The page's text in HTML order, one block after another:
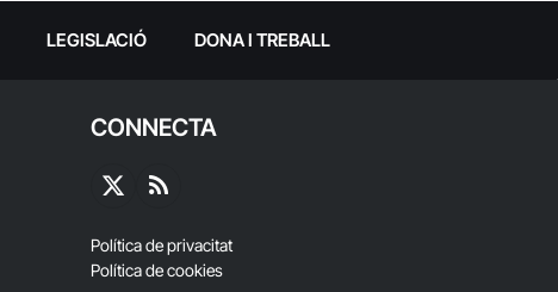
LEGISLACIÓ DONA I TREBALL
CONNECTA
X
RSS
Política de privacitat
Política de cookies